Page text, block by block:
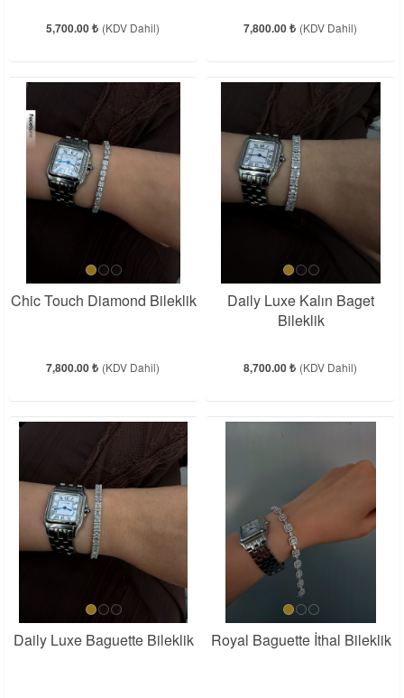
5,700.00 ₺ (KDV Dahil) 7,800.00 ₺ (KDV Dahil)
Chic Touch Diamond Bileklik
7,800.00 ₺ (KDV Dahil)
Daily Luxe Kalın Baget
Bileklik
8,700.00 ₺ (KDV Dahil)
Daily Luxe Baguette Bileklik Royal Baguette İthal Bileklik